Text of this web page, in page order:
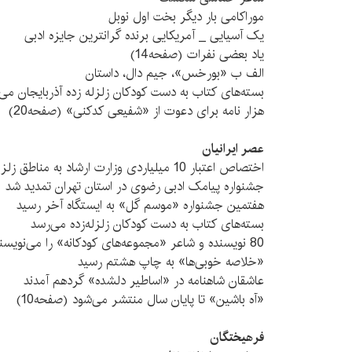
موراکامی بار دیگر بخت اول نوبل
یک آسیایی _ آمریکایی برنده‌ گرانترین جایزه ادبی
یاد بعضی نفرات (صفحه14)
الف ب «بورخس»، جیم دال، داستان
بسته‌های کتاب به دست کودکان زلزله زده آذربایجان
هزار نامه برای دعوت از «شفیعی کدکنی» (صفحه20)
عصر ایرانیان
اختصاص اعتبار 10 میلیاردی وزارت ارشاد به مناطق زلزله زده
جشنواره پیامک ادبی رضوی در استان تهران تمدید شد
هفتمین جشنواره «موسم گل» به ایستگاه آخر رسید
بسته‌های کتاب به دست کودکان زلزله‌زده می‌رسد
80 نویسنده و شاعر «مجموعه‌های کودکانه» را می‌نویسند
«خلاصه خوبی‌ها» به چاپ هشتم رسید
عاشقان شاهنامه در «اساطیر دلشده» گردهم آمدند
«آه باشین» تا پایان سال منتشر می‌شود (صفحه10)
فرهیختگان